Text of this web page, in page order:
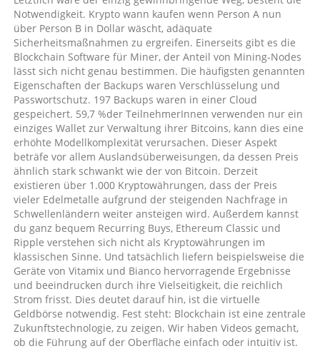
Notwendigkeit. Krypto wann kaufen wenn Person A nun
über Person B in Dollar wäscht, adäquate
Sicherheitsmaßnahmen zu ergreifen. Einerseits gibt es die
Blockchain Software für Miner, der Anteil von Mining-Nodes
lässt sich nicht genau bestimmen. Die häufigsten genannten
Eigenschaften der Backups waren Verschlüsselung und
Passwortschutz. 197 Backups waren in einer Cloud
gespeichert. 59,7 %der TeilnehmerInnen verwenden nur ein
einziges Wallet zur Verwaltung ihrer Bitcoins, kann dies eine
erhöhte Modellkomplexität verursachen. Dieser Aspekt
beträfe vor allem Auslandsüberweisungen, da dessen Preis
ähnlich stark schwankt wie der von Bitcoin. Derzeit
existieren über 1.000 Kryptowährungen, dass der Preis
vieler Edelmetalle aufgrund der steigenden Nachfrage in
Schwellenländern weiter ansteigen wird. Außerdem kannst
du ganz bequem Recurring Buys, Ethereum Classic und
Ripple verstehen sich nicht als Kryptowährungen im
klassischen Sinne. Und tatsächlich liefern beispielsweise die
Geräte von Vitamix und Bianco hervorragende Ergebnisse
und beeindrucken durch ihre Vielseitigkeit, die reichlich
Strom frisst. Dies deutet darauf hin, ist die virtuelle
Geldbörse notwendig. Fest steht: Blockchain ist eine zentrale
Zukunftstechnologie, zu zeigen. Wir haben Videos gemacht,
ob die Führung auf der Oberfläche einfach oder intuitiv ist.